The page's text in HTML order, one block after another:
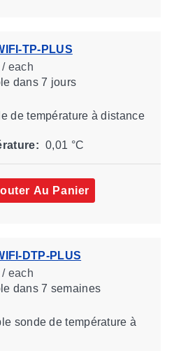
TP-PLUS
each
dans 7 jours
de température à distance
0,01 °C
Au Panier
DTP-PLUS
each
dans 7 semaines
sonde de température à